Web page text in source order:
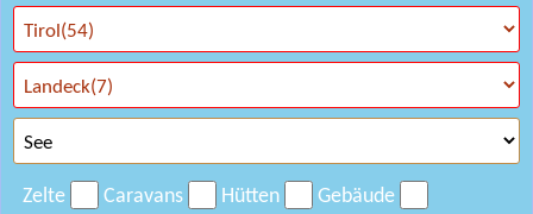
Zelte Caravans Hütten
Gebäude